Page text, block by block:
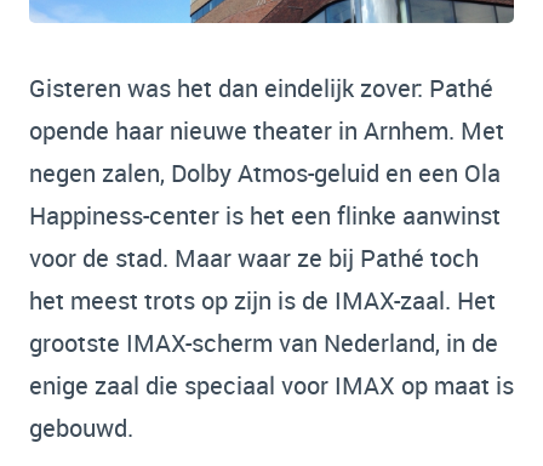
Gisteren was het dan eindelijk zover: Pathé
opende haar nieuwe theater in Arnhem. Met
negen zalen, Dolby Atmos-geluid en een Ola
Happiness-center is het een flinke aanwinst
voor de stad. Maar waar ze bij Pathé toch
het meest trots op zijn is de IMAX-zaal. Het
grootste IMAX-scherm van Nederland, in de
enige zaal die speciaal voor IMAX op maat is
gebouwd.